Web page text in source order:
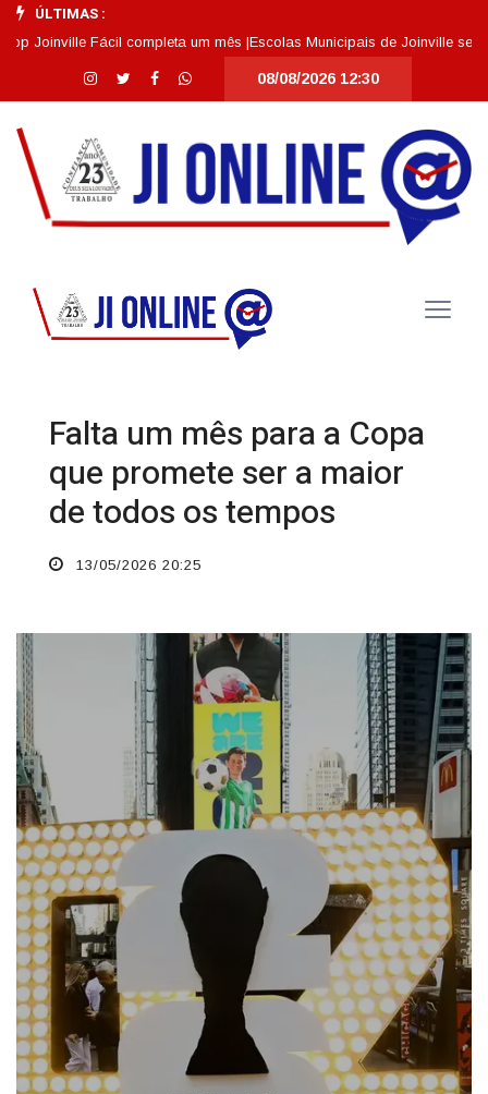
ÚLTIMAS :
Fácil completa um mês |Escolas Municipais de Joinville se
08/08/2026 12:30
Falta um mês para a Copa
que promete ser a maior
de todos os tempos
13/05/2026 20:25